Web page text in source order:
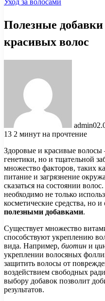
Уход за волосами
Полезные
красивых волос
admin
13 2 минут на прочтение
Здоровые и красивые волосы
генетики, но и тщательной
множество факторов, таких
питание и загрязнение
сказаться на состоянии
необходимо не только
косметические средства, но
полезными добавками.
Существует множество
способствуют укреплению
вида. Например, биотин и
укреплении волосяных
защитить волосы от
воздействием свободных
выбору добавок позволит
результатов.